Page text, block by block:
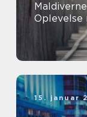
Oplevelse
15. januar